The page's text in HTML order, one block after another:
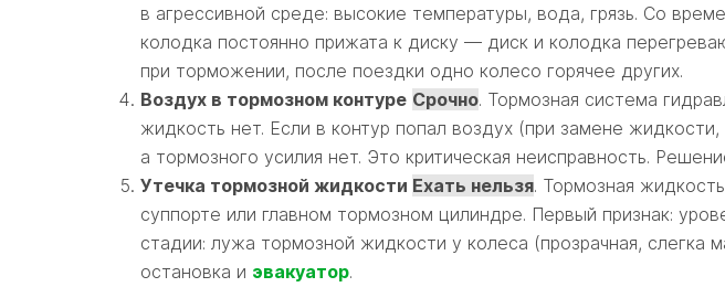
в агрессивной среде: высокие температуры, вода, грязь. Со
колодка постоянно прижата к диску — диск и колодка
при торможении, после поездки одно колесо горячее других.
Воздух в тормозном контуре Срочно. Тормозная система
жидкость нет. Если в контур попал воздух (при замене
а тормозного усилия нет. Это критическая неисправность.
Утечка тормозной жидкости Ехать нельзя. Тормозная
суппорте или главном тормозном цилиндре. Первый признак:
стадии: лужа тормозной жидкости у колеса (прозрачная, слегка
остановка и эвакуатор.